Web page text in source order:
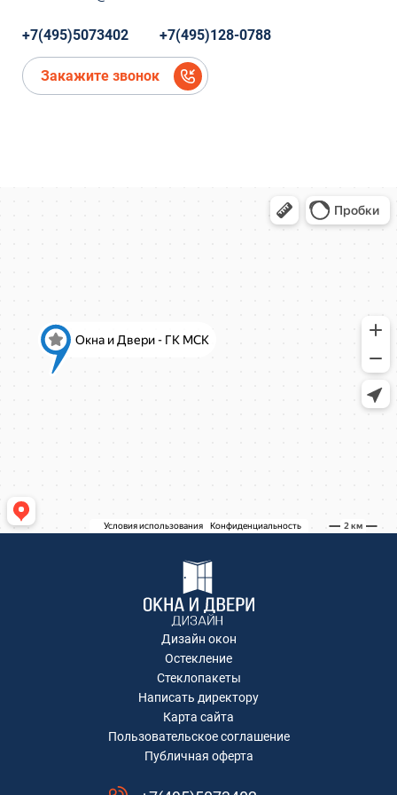
Коминтерна, 22
микрорайон Новое Павлино, Балашиха,
Московская область,
микрорайон Новое Павлино, Балашиха,
Коминтерна, 22
Ивантеевка, Хлебозаводская улица, 30
Коминтерна, 22
Коминтерна, 22
Коминтерна, 22
Коминтерна, 22
Коминтерна, 22
Рождественская, д.2
Коминтерна, 22
Коминтерна, 22
Москва, Ленинградский проспект дом
+7(495)5073402 +7(495)128-0788
Закажите звонок
Дизайн окон
Остекление
Стеклопакеты
Написать директору
Карта сайта
Пользовательское соглашение
Публичная оферта